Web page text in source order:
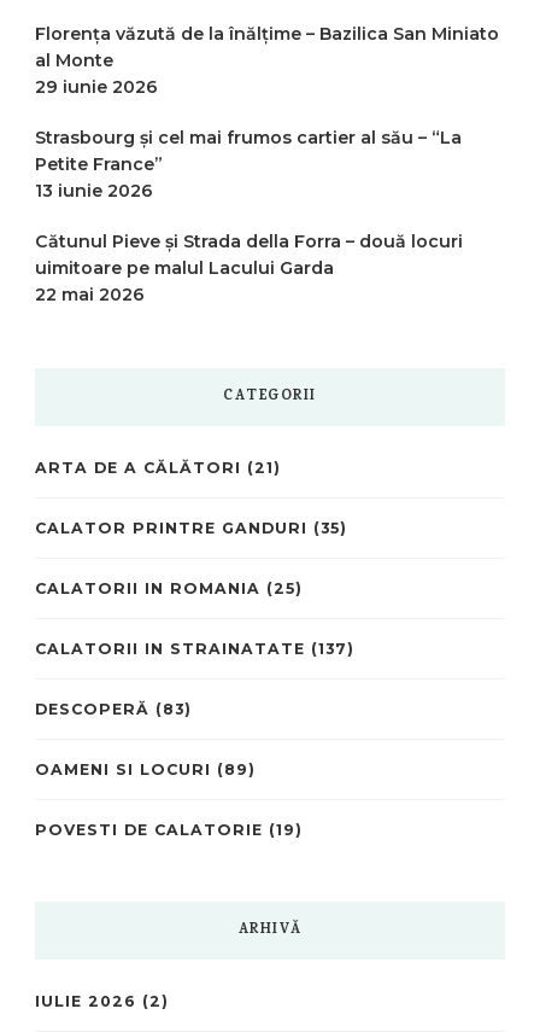
Florența văzută de la înălțime – Bazilica San Miniato
al Monte
29 iunie 2026
Strasbourg și cel mai frumos cartier al său – “La
Petite France”
13 iunie 2026
Cătunul Pieve și Strada della Forra – două locuri
uimitoare pe malul Lacului Garda
22 mai 2026
CATEGORII
ARTA DE A CĂLĂTORI (21)
CALATOR PRINTRE GANDURI (35)
CALATORII IN ROMANIA (25)
CALATORII IN STRAINATATE (137)
DESCOPERĂ (83)
OAMENI SI LOCURI (89)
POVESTI DE CALATORIE (19)
ARHIVĂ
IULIE 2026 (2)